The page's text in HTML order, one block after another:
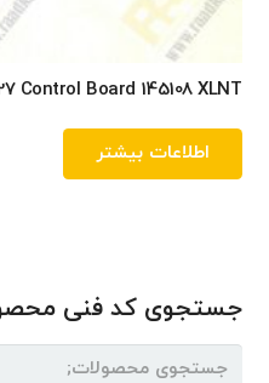
Control Board 145108 XLNT
اطلاعات بیشتر
جستجوی کد فنی
جستجو